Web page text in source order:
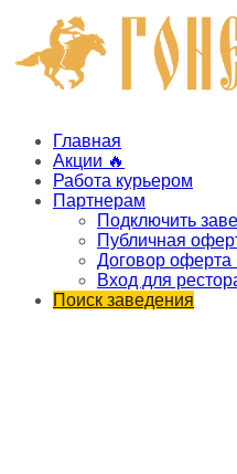
Главная
Акции 🔥
Работа курьером
Партнерам
Подключить
Публичная
Договор оферта
Вход для
Поиск заведения